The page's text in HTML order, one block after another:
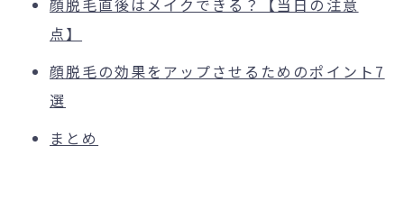
点】
顔脱毛の効果をアップさせるためのポイント7
選
まとめ